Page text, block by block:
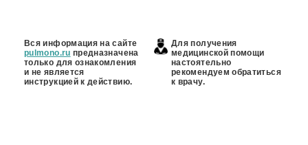
Вся информация на сайте
pulmono.ru предназначена
только для ознакомления
и не является
инструкцией к действию.
Для получения
медицинской помощи
настоятельно
рекомендуем обратиться
к врачу.